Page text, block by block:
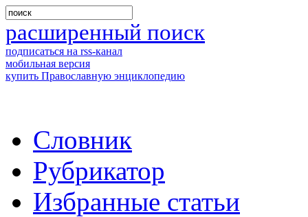
расширенный поиск
подписаться на rss-канал
мобильная версия
купить Православную энциклопедию
Словник
Рубрикатор
Избранные статьи